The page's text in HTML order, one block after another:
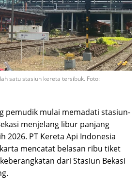
satu stasiun kereta tersibuk. Foto:
pemudik mulai memadati stasiun-
menjelang libur panjang
2026. PT Kereta Api Indonesia
mencatat belasan ribu tiket
dari Stasiun Bekasi